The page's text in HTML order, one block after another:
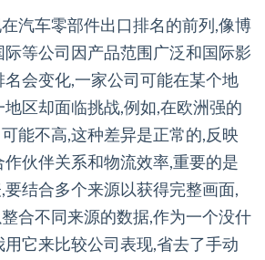
汽车零部件出口排名的前列,像博
等公司因产品范围广泛和国际影
会变化,一家公司可能在某个地
区却面临挑战,例如,在欧洲强的
能不高,这种差异是正常的,反映
伙伴关系和物流效率,重要的是
结合多个来源以获得完整画面,
合不同来源的数据,作为一个没什
它来比较公司表现,省去了手动